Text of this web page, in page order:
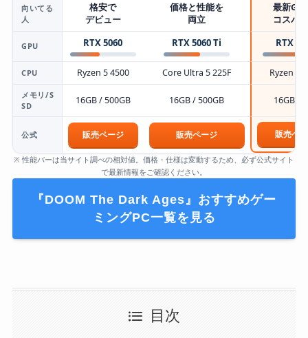
向いてる
人
格安で
デビュー
価格と性能を
両立
最新
コスパ
GPU RTX 5060 RTX 5060 Ti RTX
CPU Ryzen 5 4500 Core Ultra 5 225F Ryzen 7
メモリ/S
SD
16GB / 500GB 16GB / 500GB 16GB /
公式 販売ページ 販売ページ 販売ペ
※ 性能バーは当サイト調べの相対値。価格・仕様は変動するため、必ず公式サイト
で最新情報をご確認ください。
『DOOM The Dark Ages』おすすめゲー
ミングPC一覧を見る
目次